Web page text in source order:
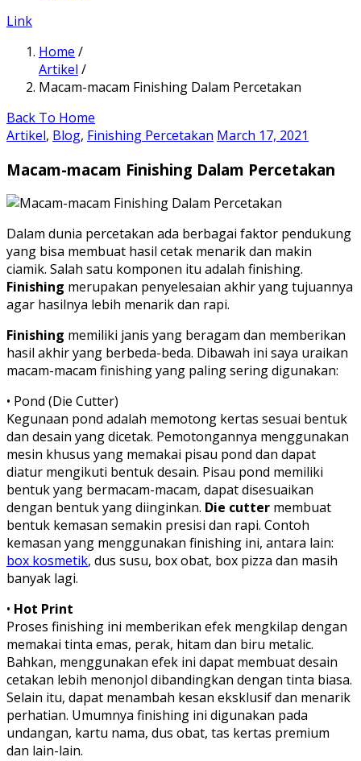
Link
Home /
Artikel /
Macam-macam Finishing Dalam Percetakan
Back To Home
Artikel, Blog, Finishing Percetakan March 17, 2021
Macam-macam Finishing Dalam Percetakan
Dalam dunia percetakan ada berbagai faktor pendukung
yang bisa membuat hasil cetak menarik dan makin
ciamik. Salah satu komponen itu adalah finishing.
Finishing merupakan penyelesaian akhir yang tujuannya
agar hasilnya lebih menarik dan rapi.
Finishing memiliki janis yang beragam dan memberikan
hasil akhir yang berbeda-beda. Dibawah ini saya uraikan
macam-macam finishing yang paling sering digunakan:
• Pond (Die Cutter)
Kegunaan pond adalah memotong kertas sesuai bentuk
dan desain yang dicetak. Pemotongannya menggunakan
mesin khusus yang memakai pisau pond dan dapat
diatur mengikuti bentuk desain. Pisau pond memiliki
bentuk yang bermacam-macam, dapat disesuaikan
dengan bentuk yang diinginkan. Die cutter membuat
bentuk kemasan semakin presisi dan rapi. Contoh
kemasan yang menggunakan finishing ini, antara lain:
box kosmetik, dus susu, box obat, box pizza dan masih
banyak lagi.
• Hot Print
Proses finishing ini memberikan efek mengkilap dengan
memakai tinta emas, perak, hitam dan biru metalic.
Bahkan, menggunakan efek ini dapat membuat desain
cetakan lebih menonjol dibandingkan dengan tinta biasa.
Selain itu, dapat menambah kesan eksklusif dan menarik
perhatian. Umumnya finishing ini digunakan pada
undangan, kartu nama, dus obat, tas kertas premium
dan lain-lain.